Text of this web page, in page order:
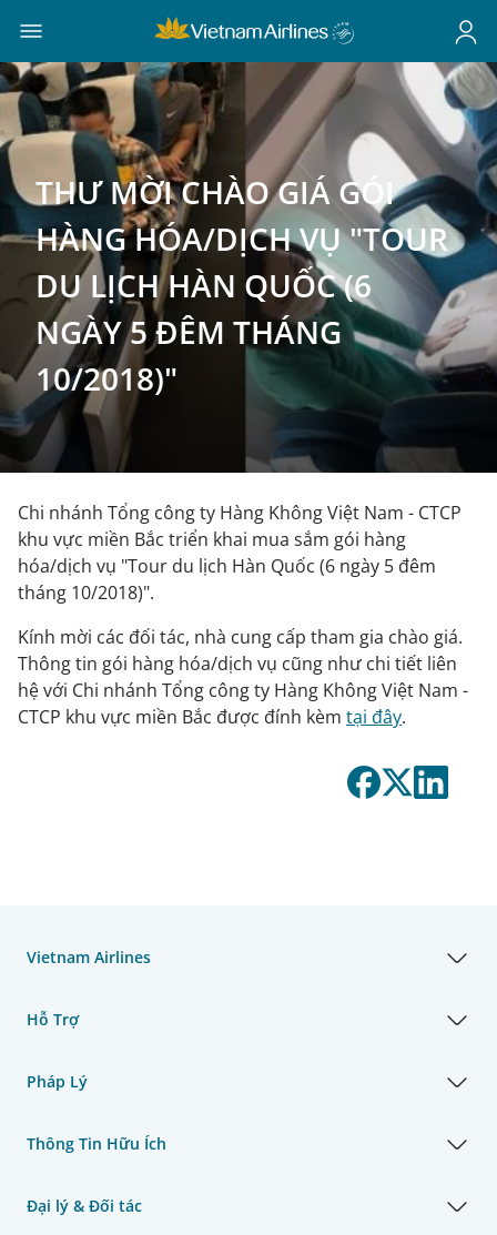
THƯ MỜI CHÀO GIÁ GÓI
HÀNG HÓA/DỊCH VỤ "TOUR
DU LỊCH HÀN QUỐC (6
NGÀY 5 ĐÊM THÁNG
10/2018)"
Chi nhánh Tổng công ty Hàng Không Việt Nam - CTCP
khu vực miền Bắc triển khai mua sắm gói hàng
hóa/dịch vụ "Tour du lịch Hàn Quốc (6 ngày 5 đêm
tháng 10/2018)".
Kính mời các đối tác, nhà cung cấp tham gia chào giá.
Thông tin gói hàng hóa/dịch vụ cũng như chi tiết liên
hệ với Chi nhánh Tổng công ty Hàng Không Việt Nam -
CTCP khu vực miền Bắc được đính kèm tại đây.
Vietnam Airlines
Hỗ Trợ
Pháp Lý
Thông Tin Hữu Ích
Đại lý & Đối tác